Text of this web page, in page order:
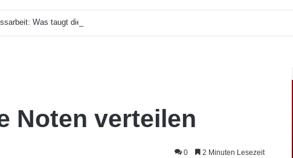
Was taugt die akademische Schützenhilfe?
Noten verteilen
0 2 Minuten Lesezeit